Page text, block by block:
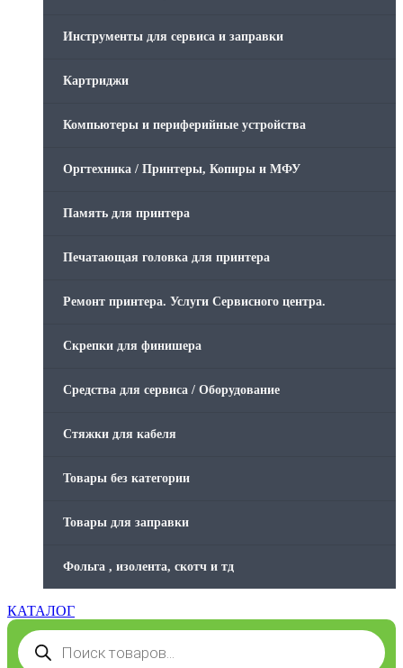
Инструменты для сервиса и заправки
Картриджи
Компьютеры и периферийные устройства
Оргтехника / Принтеры, Копиры и МФУ
Память для принтера
Печатающая головка для принтера
Ремонт принтера. Услуги Сервисного центра.
Скрепки для финишера
Средства для сервиса / Оборудование
Стяжки для кабеля
Товары без категории
Товары для заправки
Фольга , изолента, скотч и тд
КАТАЛОГ
Поиск
товаров